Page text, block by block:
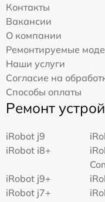
Контакты
Вакансии
О компании
Ремонтируемые
Наши услуги
Согласие на
Способы оплаты
Ремонт
iRobot j9
iRobot i8+
iRobot j9+
iRobot j7+